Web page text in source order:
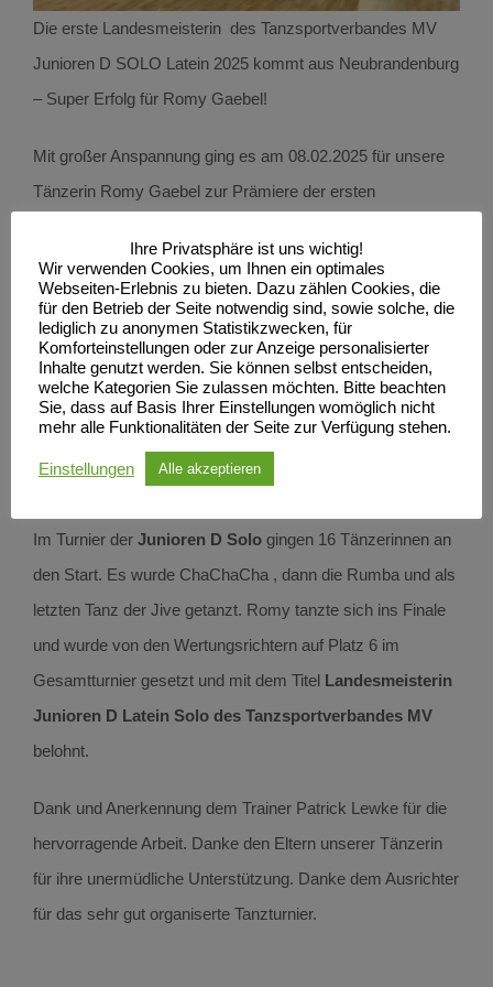
Die erste Landesmeisterin des Tanzsportverbandes MV
Junioren D SOLO Latein 2025 kommt aus Neubrandenburg
– Super Erfolg für Romy Gaebel!
Mit großer Anspannung ging es am 08.02.2025 für unsere
Tänzerin Romy Gaebel zur Prämiere der ersten
Tänzerinnen und Tänzer nach Soltau. Die TSA im MTV
Soltau e.V. richtete dieGemeinsamen Landesmeister-
schaften NORD SOLO Jugend Lateinaus.
Ergebnis Turnier Junioren D Latein SOLO
TanzenLandesmeisterin TMV
Im Turnier der Junioren D Solo gingen 16 Tänzerinnen an
den Start. Es wurde ChaChaCha , dann die Rumba und als
letzten Tanz der Jive getanzt. Romy tanzte sich ins Finale
und wurde von den Wertungsrichtern auf Platz 6 im
Gesamtturnier gesetzt und mit dem Titel Landesmeisterin
Junioren D Latein Solo des Tanzsportverbandes MV
belohnt.
Dank und Anerkennung dem Trainer Patrick Lewke für die
hervorragende Arbeit. Danke den Eltern unserer Tänzerin
für ihre unermüdliche Unterstützung. Danke dem Ausrichter
für das sehr gut organiserte Tanzturnier.
Ihre Privatsphäre ist uns wichtig!
Wir verwenden Cookies, um Ihnen ein optimales
Webseiten-Erlebnis zu bieten. Dazu zählen Cookies, die
für den Betrieb der Seite notwendig sind, sowie solche, die
lediglich zu anonymen Statistikzwecken, für
Komforteinstellungen oder zur Anzeige personalisierter
Inhalte genutzt werden. Sie können selbst entscheiden,
welche Kategorien Sie zulassen möchten. Bitte beachten
Sie, dass auf Basis Ihrer Einstellungen womöglich nicht
mehr alle Funktionalitäten der Seite zur Verfügung stehen.
Einstellungen Alle akzeptieren